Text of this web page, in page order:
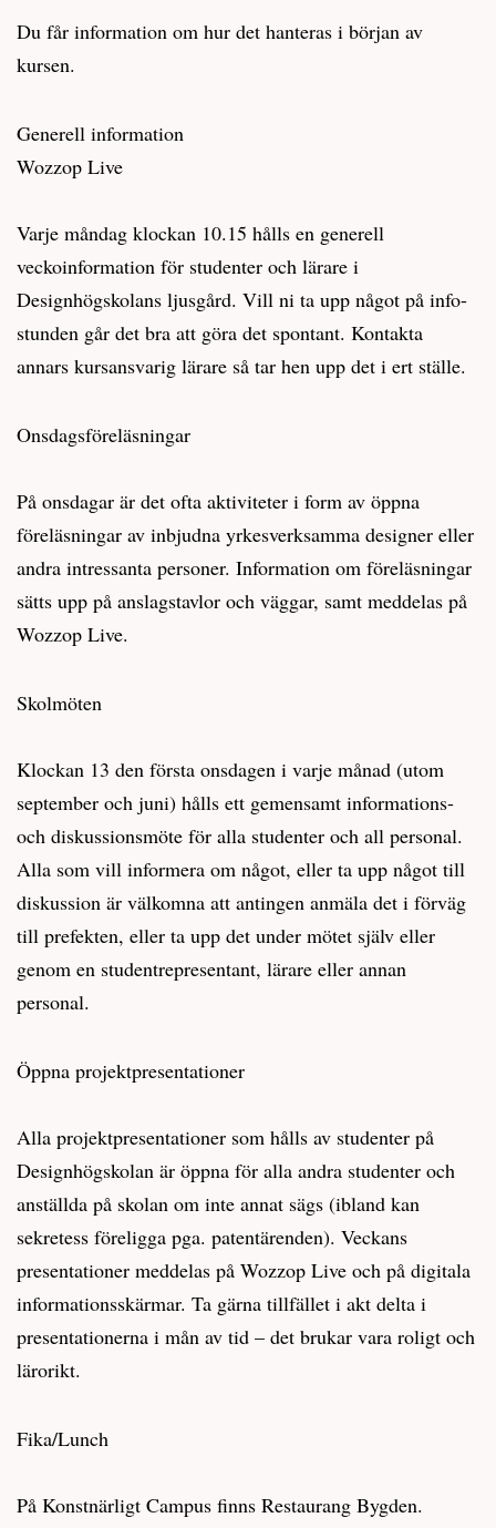
Du får information om hur det hanteras i början av
kursen.
Generell information
Wozzop Live
Varje måndag klockan 10.15 hålls en generell
veckoinformation för studenter och lärare i
Designhögskolans ljusgård. Vill ni ta upp något på info-
stunden går det bra att göra det spontant. Kontakta
annars kursansvarig lärare så tar hen upp det i ert ställe.
Onsdagsföreläsningar
På onsdagar är det ofta aktiviteter i form av öppna
föreläsningar av inbjudna yrkesverksamma designer eller
andra intressanta personer. Information om föreläsningar
sätts upp på anslagstavlor och väggar, samt meddelas på
Wozzop Live.
Skolmöten
Klockan 13 den första onsdagen i varje månad (utom
september och juni) hålls ett gemensamt informations-
och diskussionsmöte för alla studenter och all personal.
Alla som vill informera om något, eller ta upp något till
diskussion är välkomna att antingen anmäla det i förväg
till prefekten, eller ta upp det under mötet själv eller
genom en studentrepresentant, lärare eller annan
personal.
Öppna projektpresentationer
Alla projektpresentationer som hålls av studenter på
Designhögskolan är öppna för alla andra studenter och
anställda på skolan om inte annat sägs (ibland kan
sekretess föreligga pga. patentärenden). Veckans
presentationer meddelas på Wozzop Live och på digitala
informationsskärmar. Ta gärna tillfället i akt delta i
presentationerna i mån av tid – det brukar vara roligt och
lärorikt.
Fika/Lunch
På Konstnärligt Campus finns Restaurang Bygden.